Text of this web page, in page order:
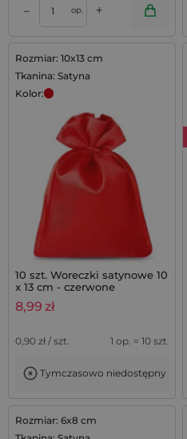
– op. +
Rozmiar: 10x13 cm
Tkanina: Satyna
Kolor:
10 szt. Woreczki satynowe 10
x 13 cm - czerwone
8,99 zł
0,90 zł / szt. 1 op. = 10 szt.
Tymczasowo niedostępny
Rozmiar: 6x8 cm